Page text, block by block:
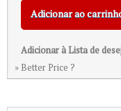
Adicionar ao
Adicionar à Lista de
» Better Price ?